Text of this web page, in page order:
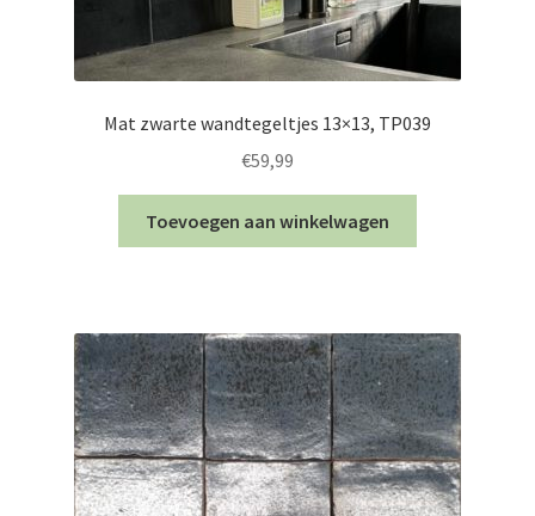
Mat zwarte wandtegeltjes 13×13, TP039
€59,99
Toevoegen aan winkelwagen